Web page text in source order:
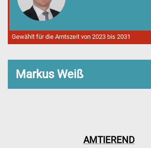
AMTIEREND
Gewählt für die Amtszeit von 2023 bis 2031
Markus Weiß